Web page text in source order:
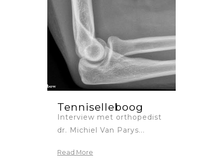
Tenniselleboog
Interview met orthopedist
dr. Michiel Van Parys...
Read More